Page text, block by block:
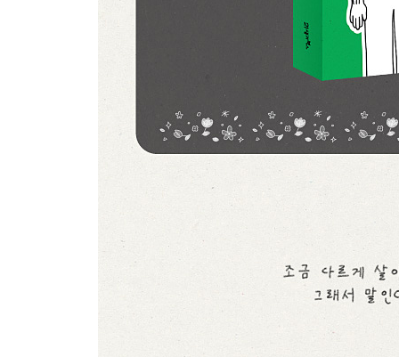
53 메일이 왔다
58 장래희망
59 저는 아직 하고 있어요